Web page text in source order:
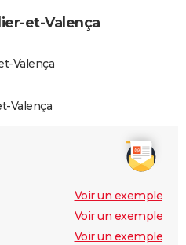
et-Valença
Valença
Valença
Voir un exemple
Voir un exemple
Voir un exemple